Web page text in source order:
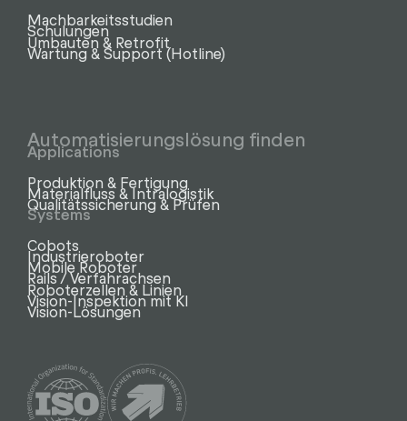
Machbarkeitsstudien
Schulungen
Umbauten & Retrofit
Wartung & Support (Hotline)
Automatisierungslösung finden
Applications
Produktion & Fertigung
Materialfluss & Intralogistik
Qualitätssicherung & Prüfen
Systems
Cobots
Industrieroboter
Mobile Roboter
Rails / Verfahrachsen
Roboterzellen & Linien
Vision-Inspektion mit KI
Vision-Lösungen